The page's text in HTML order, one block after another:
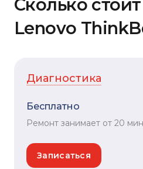
Сколько
Lenovo
Диагностика
Бесплатно
Ремонт занимает от 20
Записаться